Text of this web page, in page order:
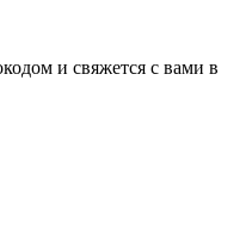
и свяжется с вами в